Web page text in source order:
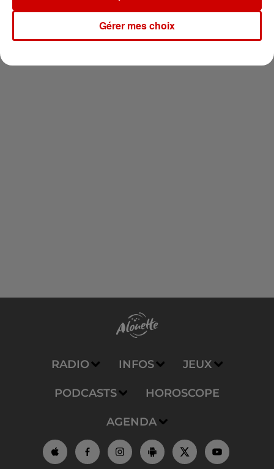
Newsletter
RADIO INFOS JEUX
PODCASTS HOROSCOPE
AGENDA
Gérer mes choix